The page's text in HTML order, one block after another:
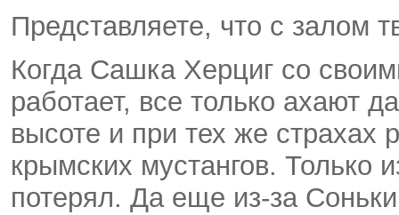
Представляете, что с залом
Когда Сашка Херциг со
работает, все только ахают
высоте и при тех же страхах
крымских мустангов. Только
потерял. Да еще из-за